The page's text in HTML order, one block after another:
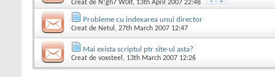
Creat de N!gh7 W0lf, 13th April 2007 22:48
Probleme cu indexarea unui director
Creat de Netul , 27th March 2007 12:47
Mai exista scriptul ptr site-ul asta?
Creat de voxsteel , 13th March 2007 12:26